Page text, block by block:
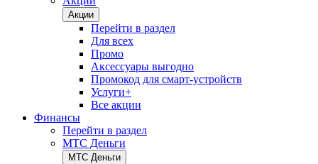
Акции
Перейти в раздел
Для всех
Промо
Аксессуары выгодно
Промокод для смарт-устройств
Услуги+
Все акции
Финансы
Перейти в раздел
МТС Деньги
МТС Деньги